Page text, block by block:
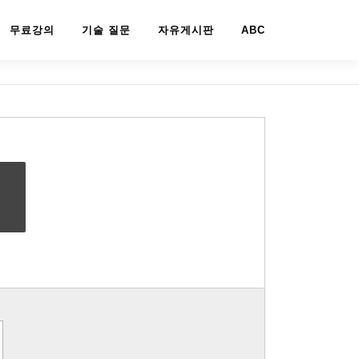
무료강의 기술 질문 자유게시판 ABC